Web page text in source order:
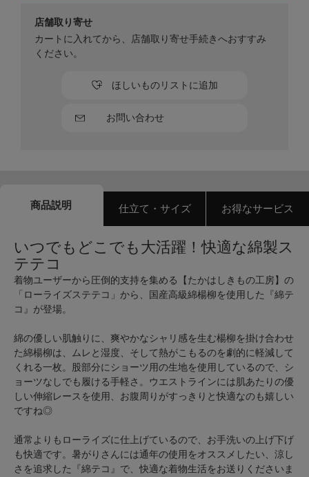
お問い合わせ
ほしいものリストに追加
店舗取り寄せ
カートに入れてから、店舗取り寄せ手続きへおすすみ
ください。
商品説明 仕立て・サイズ お得なサービス
いつでもどこでも大活躍！快適な綿製ス
テテコ
着物ユーザーから圧倒的支持を集める【たかはしきもの工房】の
「ローライズステテコ」から、国産高級綿楊柳を使用した『綿テ
コ』が登場。
綿の優しい肌触りに、爽やかなシャリ感を生む楊柳を掛け合わせ
た綿楊柳は、ムレと湿度、そして熱がこもるのを劇的に軽減して
くれる一枚。股部分にショーツ用の生地を使用しているので、シ
ョーツなしでも履ける手軽さ。ウエストラインには肌あたりの優
しい伸縮レースを使用、お腹周りがすっきりと快適なのも嬉しい
ですね◎
通常よりもローライズに仕上げているので、お手洗いの上げ下げ
も快適です。暑がりさんには通年の使用をオススメしたい、涼し
さを追求した『綿テコ』で、快適な着物生活をお送りくださいま